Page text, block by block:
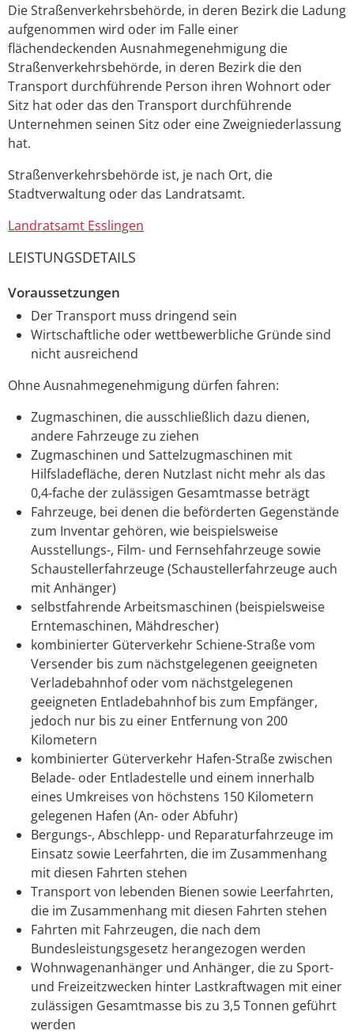
Die Straßenverkehrsbehörde, in deren Bezirk die Ladung
aufgenommen wird oder im Falle einer
flächendeckenden Ausnahmegenehmigung die
Straßenverkehrsbehörde, in deren Bezirk die den
Transport durchführende Person ihren Wohnort oder
Sitz hat oder das den Transport durchführende
Unternehmen seinen Sitz oder eine Zweigniederlassung
hat.
Straßenverkehrsbehörde ist, je nach Ort, die
Stadtverwaltung oder das Landratsamt.
Landratsamt Esslingen
LEISTUNGSDETAILS
Voraussetzungen
Der Transport muss dringend sein
Wirtschaftliche oder wettbewerbliche Gründe sind
nicht ausreichend
Ohne Ausnahmegenehmigung dürfen fahren:
Zugmaschinen, die ausschließlich dazu dienen,
andere Fahrzeuge zu ziehen
Zugmaschinen und Sattelzugmaschinen mit
Hilfsladefläche, deren Nutzlast nicht mehr als das
0,4-fache der zulässigen Gesamtmasse beträgt
Fahrzeuge, bei denen die beförderten Gegenstände
zum Inventar gehören, wie beispielsweise
Ausstellungs-, Film- und Fernsehfahrzeuge sowie
Schaustellerfahrzeuge (Schaustellerfahrzeuge auch
mit Anhänger)
selbstfahrende Arbeitsmaschinen (beispielsweise
Erntemaschinen, Mähdrescher)
kombinierter Güterverkehr Schiene-Straße vom
Versender bis zum nächstgelegenen geeigneten
Verladebahnhof oder vom nächstgelegenen
geeigneten Entladebahnhof bis zum Empfänger,
jedoch nur bis zu einer Entfernung von 200
Kilometern
kombinierter Güterverkehr Hafen-Straße zwischen
Belade- oder Entladestelle und einem innerhalb
eines Umkreises von höchstens 150 Kilometern
gelegenen Hafen (An- oder Abfuhr)
Bergungs-, Abschlepp- und Reparaturfahrzeuge im
Einsatz sowie Leerfahrten, die im Zusammenhang
mit diesen Fahrten stehen
Transport von lebenden Bienen sowie Leerfahrten,
die im Zusammenhang mit diesen Fahrten stehen
Fahrten mit Fahrzeugen, die nach dem
Bundesleistungsgesetz herangezogen werden
Wohnwagenanhänger und Anhänger, die zu Sport-
und Freizeitzwecken hinter Lastkraftwagen mit einer
zulässigen Gesamtmasse bis zu 3,5 Tonnen geführt
werden